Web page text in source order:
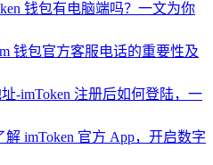
钱包有电脑端吗？一文为你
钱包官方客服电话的重要性及
-imToken 注册后如何登陆，一
imToken 官方 App，开启数字